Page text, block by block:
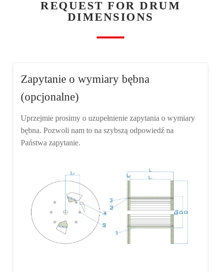
REQUEST FOR DRUM
DIMENSIONS
Zapytanie o wymiary bębna
(opcjonalne)
Uprzejmie prosimy o uzupełnienie zapytania o wymiary
bębna. Pozwoli nam to na szybszą odpowiedź na
Państwa zapytanie.